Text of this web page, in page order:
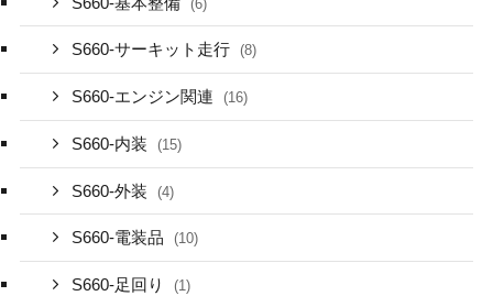
(6)
S660-サーキット走行 (8)
S660-エンジン関連 (16)
S660-内装 (15)
S660-外装 (4)
S660-電装品 (10)
S660-足回り (1)